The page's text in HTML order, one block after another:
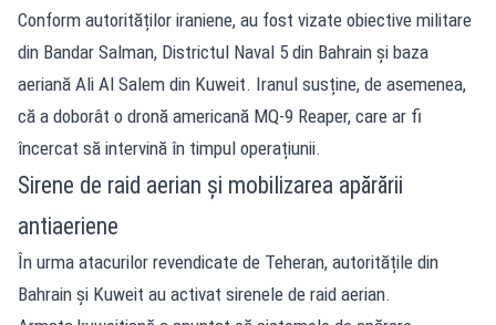
Conform autorităților iraniene, au fost vizate obiective militare
din Bandar Salman, Districtul Naval 5 din Bahrain și baza
aeriană Ali Al Salem din Kuweit. Iranul susține, de asemenea,
că a doborât o dronă americană MQ-9 Reaper, care ar fi
încercat să intervină în timpul operațiunii.
Sirene de raid aerian și mobilizarea apărării
antiaeriene
În urma atacurilor revendicate de Teheran, autoritățile din
Bahrain și Kuweit au activat sirenele de raid aerian.